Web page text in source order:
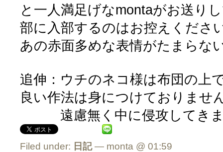
と一人満足げなmontaがお送り
部に入部するのはお控えくださ
あの赤面多めな表情がたまらな
追伸：ウチのネコ様は布団の上
良い作法は身につけておりませ
遠慮無く中に侵攻してき
Filed under: 日記— monta @ 01:59